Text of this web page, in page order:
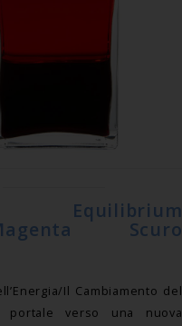
Magenta Scuro
Il Cambiamento del
portale verso una nuova